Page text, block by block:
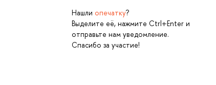
Нашли опечатку?
Выделите её, нажмите Ctrl+Enter и
отправьте нам уведомление.
Спасибо за участие!